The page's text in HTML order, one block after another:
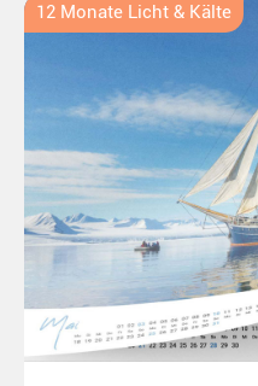
12 Monate Licht & Kälte